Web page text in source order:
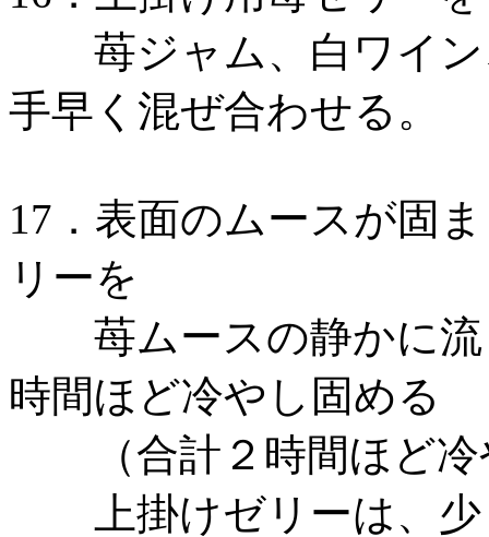
苺ジャム、白ワイン
手早く混ぜ合わせる。
17．表面のムースが固
リーを
苺ムースの静かに流
時間ほど冷やし固める
（合計２時間ほど冷
上掛けゼリーは、少